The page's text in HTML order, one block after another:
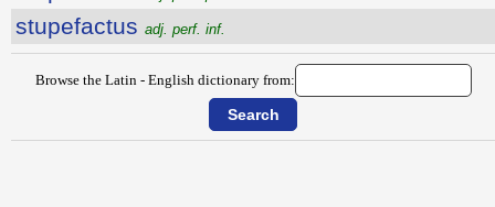
stupefactus adj. perf. inf.
Browse the Latin - English dictionary from: